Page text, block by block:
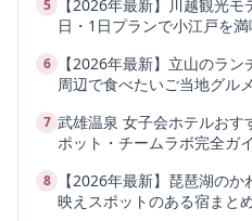
5
【2026年最新】川越観光
日・1日プランで小江戸を
6
【2026年最新】立山のラ
周辺で食べたいご当地グルメ
7 武雄温泉 女子会ホテルおす
ポット・チームラボ完全ガ
8
【2026年最新】琵琶湖の
映えスポットのある宿まと